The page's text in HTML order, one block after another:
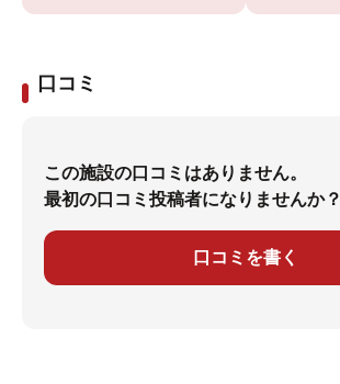
口コミ
この施設の口コミはありません。
最初の口コミ投稿者になりませんか？
口コミを書く